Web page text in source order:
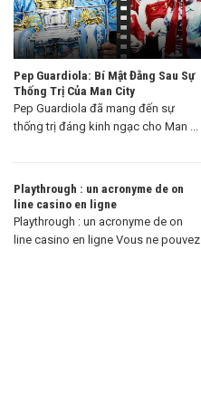
Pep Guardiola: Bí Mật Đằng Sau Sự
Thống Trị Của Man City
Pep Guardiola đã mang đến sự
thống trị đáng kinh ngạc cho Man ...
Playthrough : un acronyme de on
line casino en ligne
Playthrough : un acronyme de on
line casino en ligne Vous ne pouvez